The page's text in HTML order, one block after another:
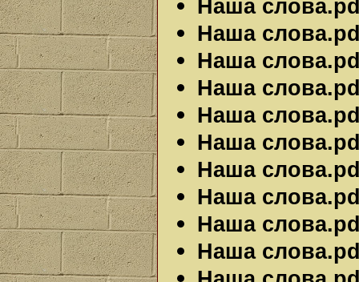
Наша
Наша
Наша
Наша
Наша
Наша
Наша
Наша
Наша
Наша